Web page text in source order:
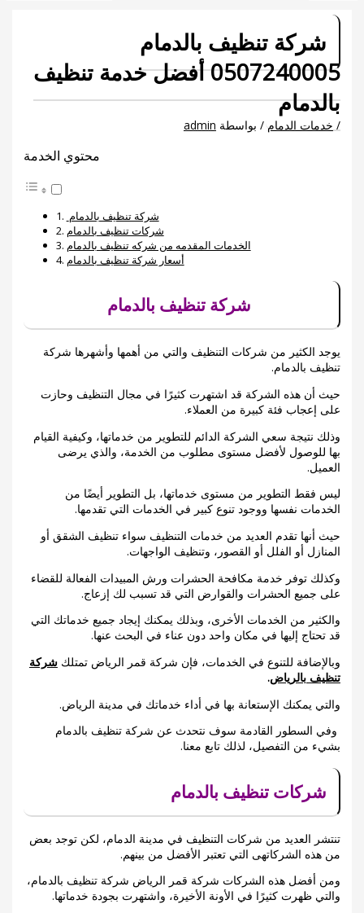
شركة تنظيف بالدمام
0507240005 أفضل خدمة تنظيف
بالدمام
/ خدمات الدمام/ بواسطة admin
محتوي الخدمة
شركة تنظيف بالدمام
شركات تنظيف بالدمام
الخدمات المقدمه من شركه تنظيف بالدمام
أسعار شركة تنظيف بالدمام
شركة تنظيف بالدمام
يوجد الكثير من شركات التنظيف والتي من أهمها وأشهرها شركة
تنظيف بالدمام.
حيث أن هذه الشركة قد اشتهرت كثيرًا في مجال التنظيف وحازت
على إعجاب فئة كبيرة من العملاء.
وذلك نتيجة سعي الشركة الدائم للتطوير من خدماتها، وكيفية القيام
بها للوصول لأفضل مستوى مطلوب من الخدمة، والذي يرضى
العميل.
ليس فقط التطوير من مستوى خدماتها، بل التطوير أيضًا من
الخدمات نفسها ووجود تنوع كبير في الخدمات التي تقدمها.
حيث أنها تقدم العديد من خدمات التنظيف سواء تنظيف الشقق أو
المنازل أو الفلل أو القصور، وتنظيف الواجهات.
وكذلك توفر خدمة مكافحة الحشرات ورش المبيدات الفعالة للقضاء
على جميع الحشرات والقوارض التي قد تسبب لك إزعاج.
والكثير من الخدمات الأخرى، وبذلك يمكنك إيجاد جميع خدماتك التي
قد تحتاج إليها في مكان واحد دون عناء في البحث عنها.
وبالإضافة للتنوع في الخدمات، فإن شركة قمر الرياض تمتلكشركة
تنظيف بالرياض.
والتي يمكنك الإستعانة بها في أداء خدماتك في مدينة الرياض.
وفي السطور القادمة سوف نتحدث عن شركة تنظيف بالدمام
بشيء من التفصيل، لذلك تابع معنا.
شركات تنظيف بالدمام
تنتشر العديد من شركات التنظيف في مدينة الدمام، لكن توجد بعض
من هذه الشركاتهى التي تعتبر الأفضل من بينهم.
ومن أفضل هذه الشركات شركة قمر الرياض شركة تنظيف بالدمام،
والتي ظهرت كثيرًا في الأونة الأخيرة، واشتهرت بجودة خدماتها.